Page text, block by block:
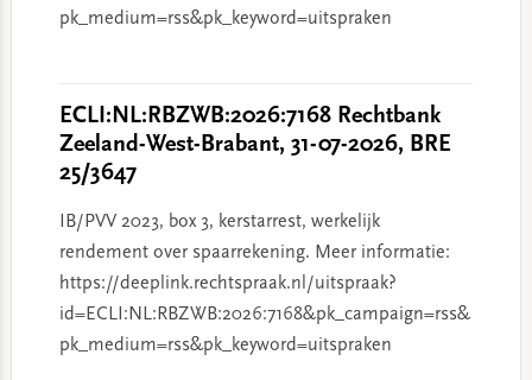
pk_medium=rss&pk_keyword=uitspraken
ECLI:NL:RBZWB:2026:7168 Rechtbank
Zeeland-West-Brabant, 31-07-2026, BRE
25/3647
IB/PVV 2023, box 3, kerstarrest, werkelijk
rendement over spaarrekening. Meer informatie:
https://deeplink.rechtspraak.nl/uitspraak?
id=ECLI:NL:RBZWB:2026:7168&pk_campaign=rss&
pk_medium=rss&pk_keyword=uitspraken